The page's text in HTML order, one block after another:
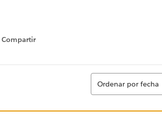
Compartir
Show menu
Ordenar
Ordenar por fecha